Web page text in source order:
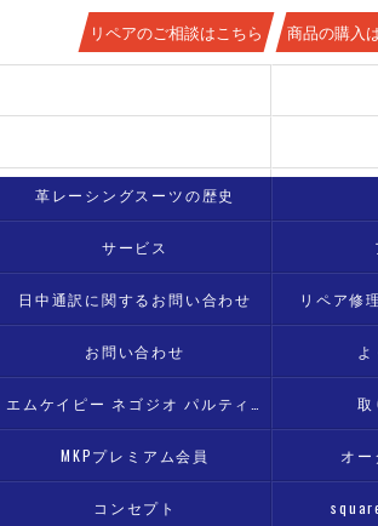
リペアのご相談はこちら 商品の購入
革レーシングスーツの歴史
サービス
日中通訳に関するお問い合わせ リペア修
お問い合わせ
取
MKPプレミアム会員 オ
コンセプト